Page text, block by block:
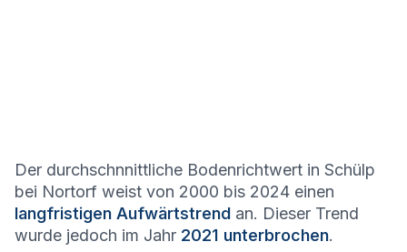
Der durchschnnittliche Bodenrichtwert in Schülp
bei Nortorf weist von 2000 bis 2024 einen
langfristigen Aufwärtstrend an. Dieser Trend
wurde jedoch im Jahr 2021 unterbrochen.